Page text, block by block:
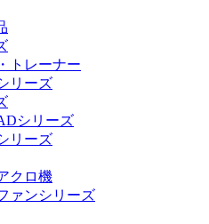
トレーナー
リーズ
シリーズ
リーズ
クロ機
ァンシリーズ